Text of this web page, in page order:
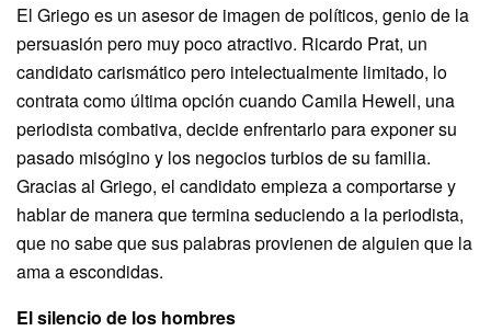
El Griego es un asesor de imagen de políticos, genio de la
persuasión pero muy poco atractivo. Ricardo Prat, un
candidato carismático pero intelectualmente limitado, lo
contrata como última opción cuando Camila Hewell, una
periodista combativa, decide enfrentarlo para exponer su
pasado misógino y los negocios turbios de su familia.
Gracias al Griego, el candidato empieza a comportarse y
hablar de manera que termina seduciendo a la periodista,
que no sabe que sus palabras provienen de alguien que la
ama a escondidas.
El silencio de los hombres